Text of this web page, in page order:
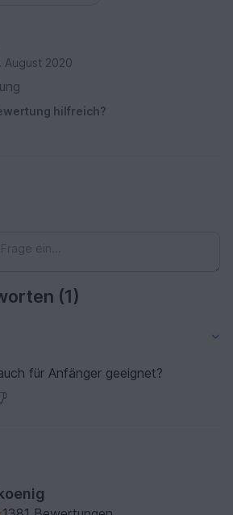
August 2020
hilfreich?
(1)
für Anfänger geeignet?